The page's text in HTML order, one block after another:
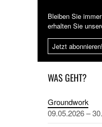
Bleiben Sie
erhalten Sie
Jetzt abonnieren!
WAS GEHT?
Groundwork
09.05.2026 –